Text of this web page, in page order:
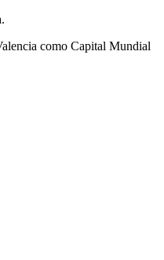
como Capital Mundial